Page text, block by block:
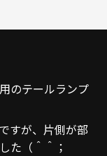
のテールランプ
すが、片側が部
た（＾＾；